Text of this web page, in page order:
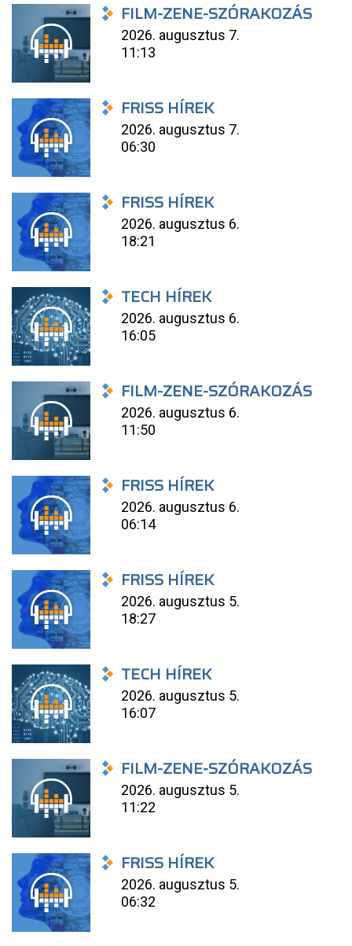
FILM-ZENE-SZÓRAKOZÁS
2026. augusztus 7.
11:13
FRISS HÍREK
2026. augusztus 7.
06:30
FRISS HÍREK
2026. augusztus 6.
18:21
TECH HÍREK
2026. augusztus 6.
16:05
FILM-ZENE-SZÓRAKOZÁS
2026. augusztus 6.
11:50
FRISS HÍREK
2026. augusztus 6.
06:14
FRISS HÍREK
2026. augusztus 5.
18:27
TECH HÍREK
2026. augusztus 5.
16:07
FILM-ZENE-SZÓRAKOZÁS
2026. augusztus 5.
11:22
FRISS HÍREK
2026. augusztus 5.
06:32